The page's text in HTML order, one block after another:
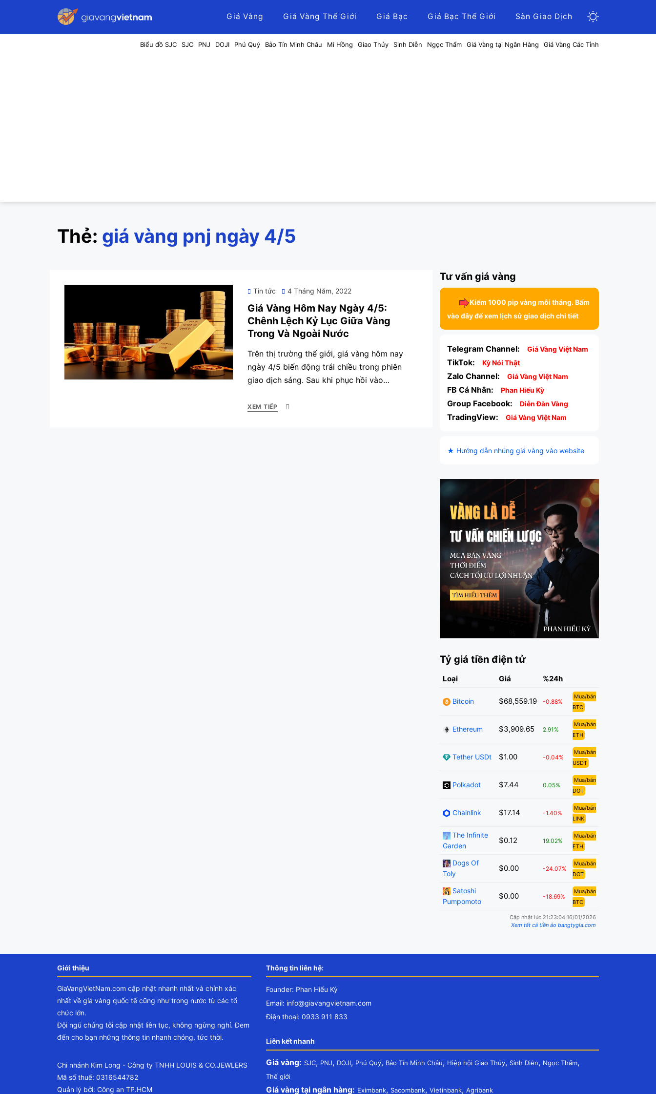
Giá Vàng Giá Vàng Thế Giới Giá Bạc Giá Bạc Thế Giới Sàn Giao Dịch
Biểu đồ SJC SJC PNJ DOJI Phú Quý Bảo Tín Minh Châu Mi Hồng Giao Thủy Sinh Diễn Ngọc Thẩm Giá Vàng tại Ngân Hàng Giá Vàng Các Tỉnh
Thẻ: giá vàng pnj ngày 4/5
Tin tức
Posted
4 Tháng Năm, 2022
Giá Vàng Hôm Nay Ngày 4/5:
Chênh Lệch Kỷ Lục Giữa Vàng
Trong Và Ngoài Nước
Trên thị trường thế giới, giá vàng hôm nay
ngày 4/5 biến động trái chiều trong phiên
giao dịch sáng. Sau khi phục hồi vào…
XEM TIẾP
Tư vấn giá vàng
Kiếm 1000 pip vàng mỗi tháng. Bấm
vào đây để xem lịch sử giao dịch chi tiết
Telegram Channel: Giá Vàng Việt Nam
TikTok: Kỳ Nói Thật
Zalo Channel: Giá Vàng Việt Nam
FB Cá Nhân: Phan Hiếu Kỳ
Group Facebook: Diễn Đàn Vàng
TradingView: Giá Vàng Việt Nam
★ Hướng dẫn nhúng giá vàng vào website
Tỷ giá tiền điện tử
Loại Giá %24h
Bitcoin $68,559.19 -0.88%
Mua/bán
BTC
Ethereum $3,909.65 2.91%
Mua/bán
ETH
Tether USDt $1.00 -0.04%
Mua/bán
USDT
Polkadot $7.44 0.05%
Mua/bán
DOT
Chainlink $17.14 -1.40%
Mua/bán
LINK
The Infinite
Garden
$0.12 19.02%
Mua/bán
ETH
Dogs Of
Toly
$0.00 -24.07%
Mua/bán
DOT
Satoshi
Pumpomoto
$0.00 -18.69%
Mua/bán
BTC
Cập nhật lúc 21:23:04 16/01/2026
Xem tất cả tiền ảo bangtygia.com
Giới thiệu
GiaVangVietNam.com cập nhật nhanh nhất và chính xác
nhất về giá vàng quốc tế cũng như trong nước từ các tổ
chức lớn.
Đội ngũ chúng tôi cập nhật liên tục, không ngừng nghỉ. Đem
đến cho bạn những thông tin nhanh chóng, tức thời.
Chi nhánh Kim Long - Công ty TNHH LOUIS & CO.JEWLERS
Mã số thuế: 0316544782
Quản lý bởi: Công an TP.HCM
Thông tin liên hệ:
Founder: Phan Hiếu Kỳ
Email: info@giavangvietnam.com
Điện thoại: 0933 911 833
Liên kết nhanh
Giá vàng: SJC, PNJ, DOJI, Phú Quý, Bảo Tín Minh Châu, Hiệp hội Giao Thủy, Sinh Diễn, Ngọc Thẩm,
Thế giới
Giá vàng tại ngân hàng: Eximbank, Sacombank, Vietinbank, Agribank